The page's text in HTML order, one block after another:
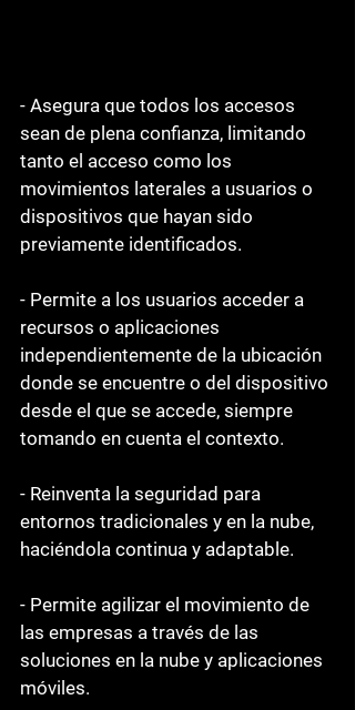
- Asegura que todos los accesos
sean de plena confianza, limitando
tanto el acceso como los
movimientos laterales a usuarios o
dispositivos que hayan sido
previamente identificados.
- Permite a los usuarios acceder a
recursos o aplicaciones
independientemente de la ubicación
donde se encuentre o del dispositivo
desde el que se accede, siempre
tomando en cuenta el contexto.
- Reinventa la seguridad para
entornos tradicionales y en la nube,
haciéndola continua y adaptable.
- Permite agilizar el movimiento de
las empresas a través de las
soluciones en la nube y aplicaciones
móviles.